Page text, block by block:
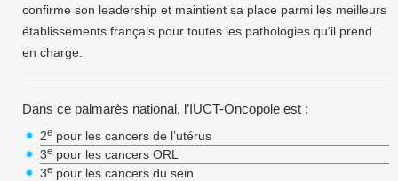
confirme son leadership et maintient sa place parmi les meilleurs
établissements français pour toutes les pathologies qu'il prend
en charge.
Dans ce palmarès national, l’IUCT-Oncopole est :
2e pour les cancers de l’utérus
3e pour les cancers ORL
3e pour les cancers du sein